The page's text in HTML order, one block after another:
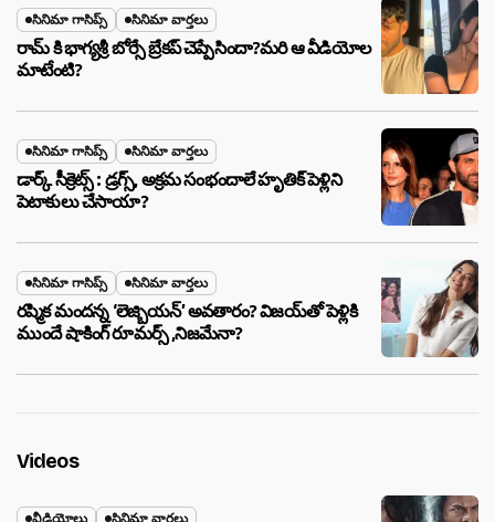
సినిమా గాసిప్స్ సినిమా వార్తలు
రామ్ కి భాగ్యశ్రీ బోర్సే బ్రేకప్ చెప్పేసిందా?మరి ఆ వీడియోల
మాటేంటి?
సినిమా గాసిప్స్ సినిమా వార్తలు
డార్క్ సీక్రెట్స్ : డ్రగ్స్, అక్రమ సంభందాలే హృతిక్ పెళ్లిని
పెటాకులు చేసాయా?
సినిమా గాసిప్స్ సినిమా వార్తలు
రష్మిక మందన్న ‘లెజ్బియన్’ అవతారం? విజయ్‌తో పెళ్లికి
ముందే షాకింగ్ రూమర్స్ ,నిజమేనా?
Videos